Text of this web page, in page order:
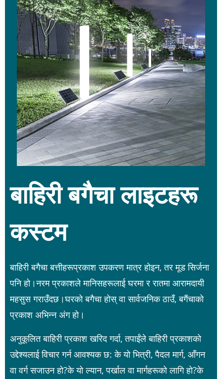
बाहिरी बगैचा लाइटहरू
कस्टम
बाहिरी बगैचा बत्तीहरूप्रकाश उपकरण मात्र होइन, तर मूड सिर्जना
पनि हो।नरम प्रकाशले मानिसहरूलाई घरमा र रातमा आरामदायी
महसुस गराउँदछ।घरको बगैचा होस् वा सार्वजनिक ठाउँ, बगैंचाको
प्रकाश अभिन्न अंग हो।
अनुकूलित बाहिरी प्रकाश खरिद गर्दा, तपाईंले बाहिरी प्रकाशको
उद्देश्यलाई विचार गर्न आवश्यक छ: के यो भित्री, पैदल मार्ग, आँगन
वा वर्ग सजाउन हो?के यो ल्यान, पर्खाल वा मार्गहरूको लागि हो?के